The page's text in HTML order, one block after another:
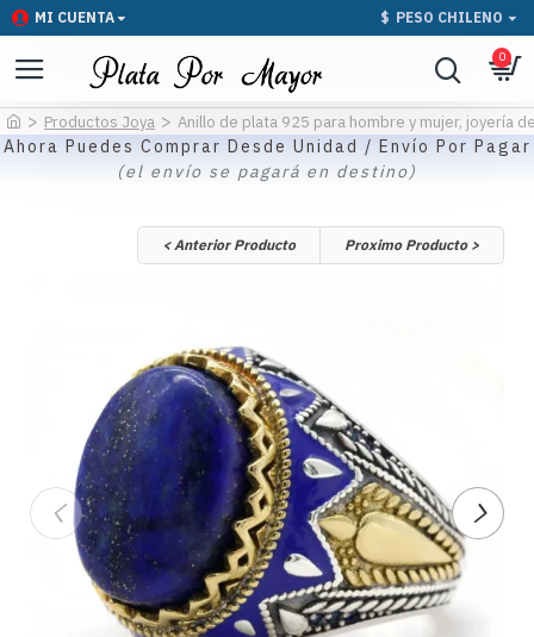
MI CUENTA $ PESO CHILENO
0
Productos Joya Anillo de plata 925 para hombre y mujer, joyería
Ahora Puedes Comprar Desde Unidad / Envío Por Pagar
(el envío se pagará en destino)
< Anterior Producto Proximo Producto >